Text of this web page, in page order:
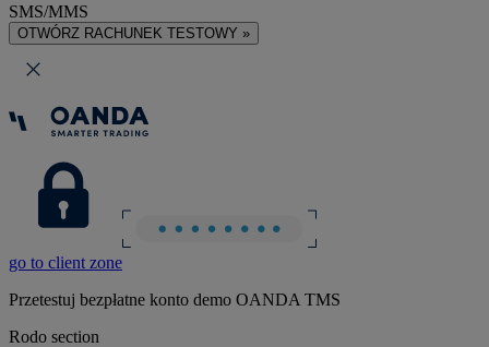
SMS/MMS
OTWÓRZ RACHUNEK TESTOWY »
go to client zone
Przetestuj bezpłatne konto demo OANDA TMS
Rodo section